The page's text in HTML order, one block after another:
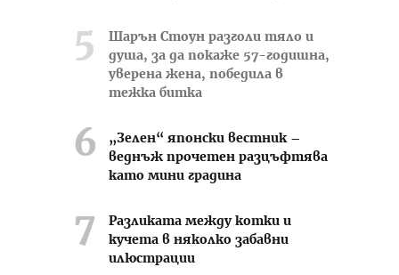
Шарън Стоун разголи тяло и
душа, за да покаже 57-годишна,
уверена жена, победила в
тежка битка
„Зелен“ японски вестник –
веднъж прочетен разцъфтява
като мини градина
Разликата между котки и
кучета в няколко забавни
илюстрации